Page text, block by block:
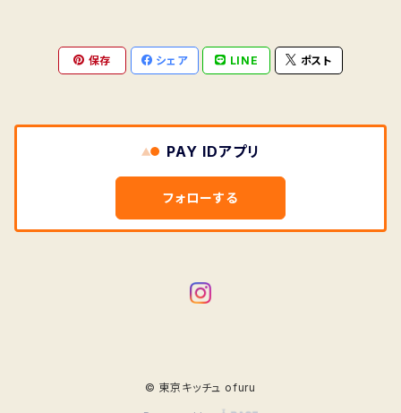
保存 シェア LINE ポスト
PAY IDアプリ
フォローする
© 東京キッチュ ofuru